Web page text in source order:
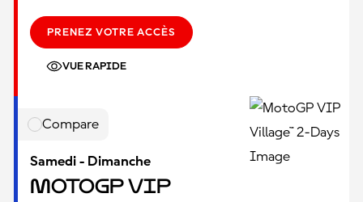
PRENEZ VOTRE ACCÈS
VUE RAPIDE
Compare
Samedi - Dimanche
MotoGP VIP